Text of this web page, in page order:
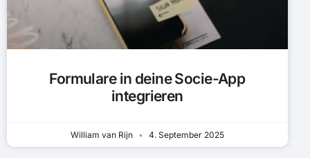
Formulare in deine Socie-App
integrieren
William van Rijn 4. September 2025